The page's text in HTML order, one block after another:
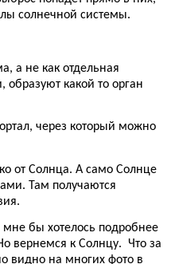
солнечной системы.
а не как отдельная
образуют какой то орган
через который можно
от Солнца. А само Солнце
Там получаются
бы хотелось подробнее
вернемся к Солнцу. Что за
видно на многих фото в